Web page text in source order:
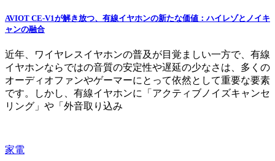
AVIOT CE-V1が解き放つ、有線イヤホンの新たな価値：ハイレゾとノイキ
ャンの融合
近年、ワイヤレスイヤホンの普及が目覚ましい一方で、有線
イヤホンならではの音質の安定性や遅延の少なさは、多くの
オーディオファンやゲーマーにとって依然として重要な要素
です。しかし、有線イヤホンに「アクティブノイズキャンセ
リング」や「外音取り込み
家電